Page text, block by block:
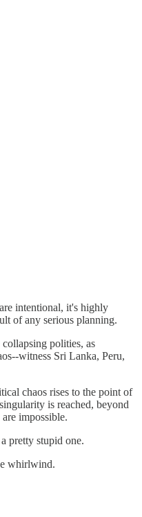
intentional, it's highly
of any serious planning.
polities, as
witness Sri Lanka, Peru,
chaos rises to the point of
is reached, beyond
impossible.
pretty stupid one.
whirlwind.